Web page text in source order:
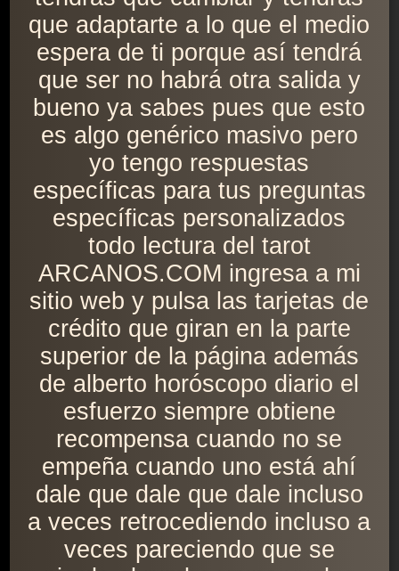
que adaptarte a lo que el medio
espera de ti porque así tendrá
que ser no habrá otra salida y
bueno ya sabes pues que esto
es algo genérico masivo pero
yo tengo respuestas
específicas para tus preguntas
específicas personalizados
todo lectura del tarot
ARCANOS.COM ingresa a mi
sitio web y pulsa las tarjetas de
crédito que giran en la parte
superior de la página además
de alberto horóscopo diario el
esfuerzo siempre obtiene
recompensa cuando no se
empeña cuando uno está ahí
dale que dale que dale incluso
a veces retrocediendo incluso a
veces pareciendo que se